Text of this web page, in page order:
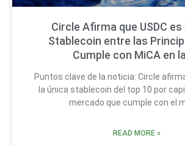
Circle Afirma que USDC es
Stablecoin entre las
Cumple con MiCA en
Puntos clave de la noticia: Circle
la única stablecoin del top 10 por
mercado que cumple con el
READ MORE »